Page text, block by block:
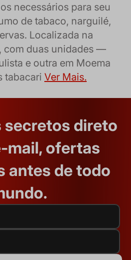
necessários para seu
de tabaco, narguilé,
Localizada na
com duas unidades —
e outra em Moema
tabacari Ver Mais.
secretos direto
mail, ofertas
antes de todo